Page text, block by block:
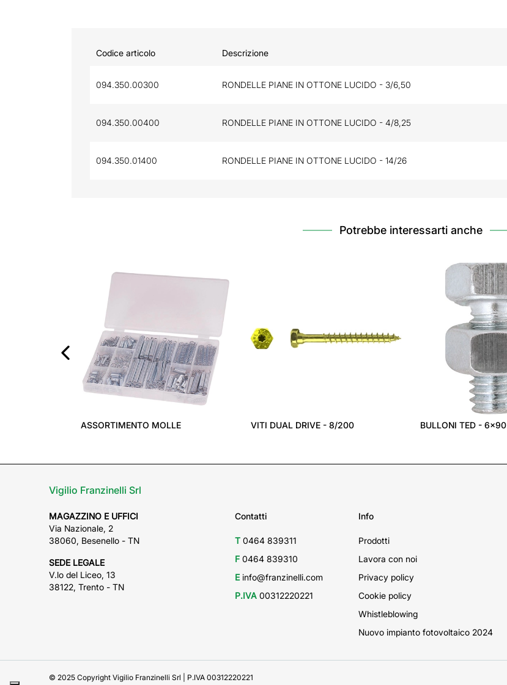
Codice articolo Descrizione
094.350.00300 RONDELLE PIANE IN OTTONE LUCIDO - 3/6,50
094.350.00400 RONDELLE PIANE IN OTTONE LUCIDO - 4/8,25
094.350.01400 RONDELLE PIANE IN OTTONE LUCIDO - 14/26
Potrebbe interessarti anche
ASSORTIMENTO MOLLE VITI DUAL DRIVE - 8/200 BULLONI TED - 6x90
Vigilio Franzinelli Srl
MAGAZZINO E UFFICI
Via Nazionale, 2
38060, Besenello - TN
SEDE LEGALE
V.lo del Liceo, 13
38122, Trento - TN
Contatti
T0464 839311
F0464 839310
Einfo@franzinelli.com
P.IVA00312220221
Info
Prodotti
Lavora con noi
Privacy policy
Cookie policy
Whistleblowing
Nuovo impianto fotovoltaico 2024
© 2025 Copyright Vigilio Franzinelli Srl | P.IVA 00312220221